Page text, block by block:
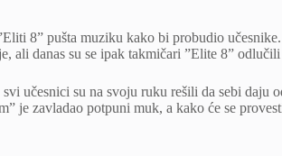
8” pušta muziku kako bi probudio
ali danas su se ipak takmičari ”Elite 8”
učesnici su na svoju ruku rešili da sebi daju
je zavladao potpuni muk, a kako će se